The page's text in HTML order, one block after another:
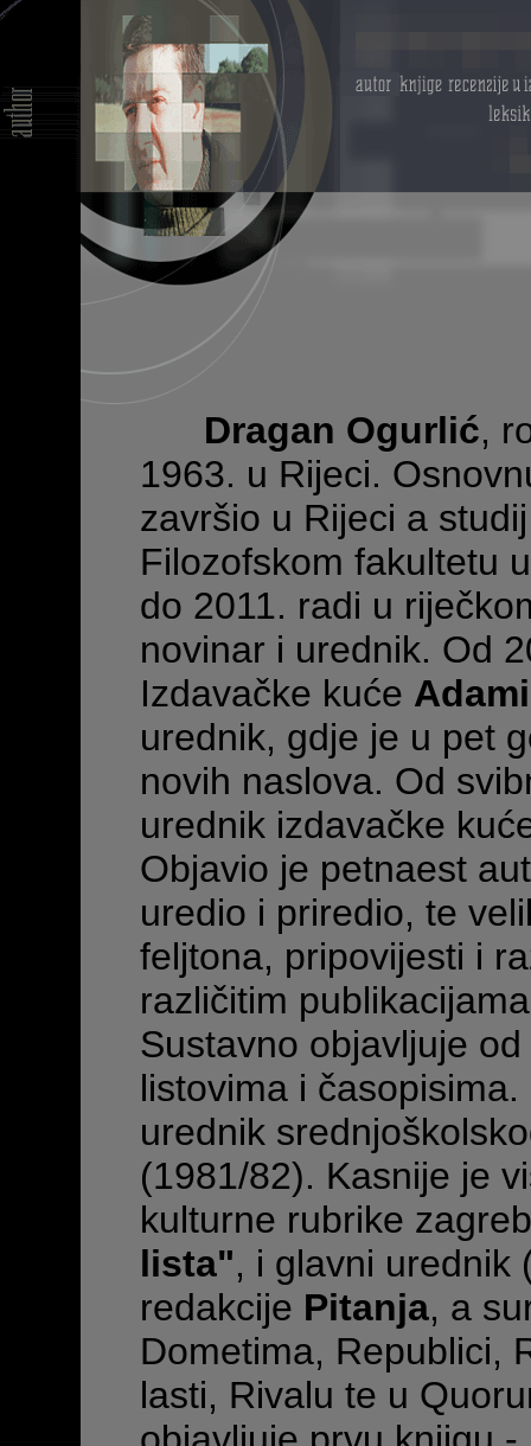
Dragan Ogurlić,
1963. u Rijeci.
završio u Rijeci a
Filozofskom fakultetu
do 2011. radi u
novinar i urednik. Od
Izdavačke kuće
urednik, gdje je u pet
novih naslova. Od
urednik izdavačke
Objavio je petnaest
uredio i priredio, te
feljtona, pripovijesti i
različitim
Sustavno objavljuje
listovima i
urednik
(1981/82). Kasnije je
kulturne rubrike
lista", i glavni urednik
redakcije Pitanja, a
Dometima, Republici,
lasti, Rivalu te u